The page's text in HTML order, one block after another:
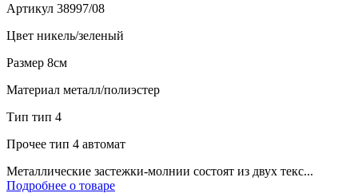
Артикул 38997/08
Цвет никель/зеленый
Размер 8см
Материал металл/полиэстер
Тип тип 4
Прочее тип 4 автомат
Металлические застежки-молнии состоят из двух текс...
Подробнее о товаре